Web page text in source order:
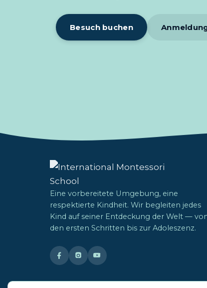
Besuch buchen
Eine vorbereitete Umgebung, eine
respektierte Kindheit. Wir begleiten jedes
Kind auf seiner Entdeckung der Welt —
den ersten Schritten bis zur Adoleszenz.